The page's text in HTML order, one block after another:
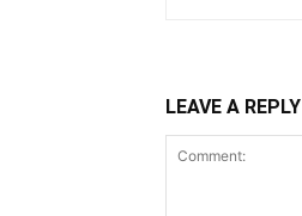
LEAVE A REPLY